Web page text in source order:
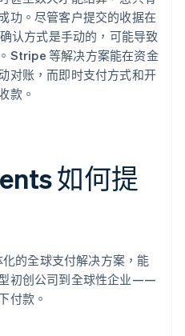
功。尽管客户提交的收据在
认方式是手动的，可能导致
Stripe 等解决方案能在资金
对账，而即时支付方式和开
款。
如何提
的全球支付解决方案，能
初创公司到全球性企业——
付款。